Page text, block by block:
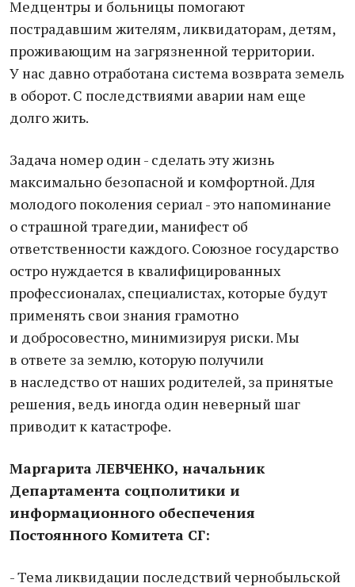
Медцентры и больницы помогают
пострадавшим жителям, ликвидаторам, детям,
проживающим на загрязненной территории.
У нас давно отработана система возврата земель
в оборот. С последствиями аварии нам еще
долго жить.
Задача номер один - сделать эту жизнь
максимально безопасной и комфортной. Для
молодого поколения сериал - это напоминание
о страшной трагедии, манифест об
ответственности каждого. Союзное государство
остро нуждается в квалифицированных
профессионалах, специалистах, которые будут
применять свои знания грамотно
и добросовестно, минимизируя риски. Мы
в ответе за землю, которую получили
в наследство от наших родителей, за принятые
решения, ведь иногда один неверный шаг
приводит к катастрофе.
Маргарита ЛЕВЧЕНКО, начальник
Департамента соцполитики и
информационного обеспечения
Постоянного Комитета СГ:
- Тема ликвидации последствий чернобыльской